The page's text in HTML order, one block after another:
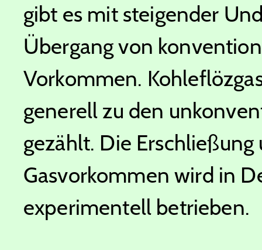
gibt es mit steigender
Übergang von
Vorkommen.
generell zu den
gezählt. Die
Gasvorkommen wird in
experimentell betrieben.